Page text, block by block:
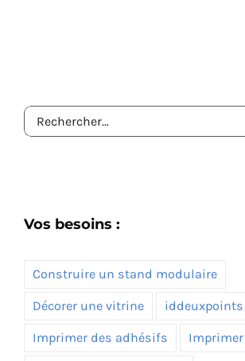
Rechercher:
Vos besoins :
Construire un stand modulaire
Décorer une vitrine iddeuxpoints
Imprimer des adhésifs